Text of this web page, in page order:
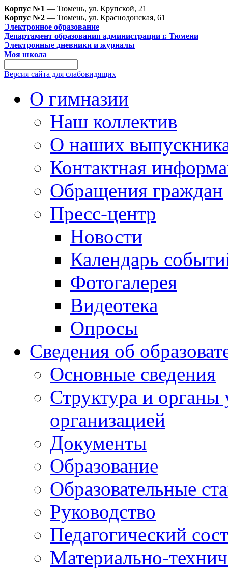
Корпус №1 — Тюмень, ул. Крупской, 21
Корпус №2 — Тюмень, ул. Краснодонская, 61
Электронное образование
Департамент образования администрации г. Тюмени
Электронные дневники и журналы
Моя школа
Версия сайта для слабовидящих
О гимназии
Наш коллектив
О наших
Контактная
Обращения граждан
Пресс-центр
Новости
Календарь
Фотогалерея
Видеотека
Опросы
Сведения об
Основные сведения
Структура и органы
организацией
Документы
Образование
Образовательные
Руководство
Педагогический
Материально-